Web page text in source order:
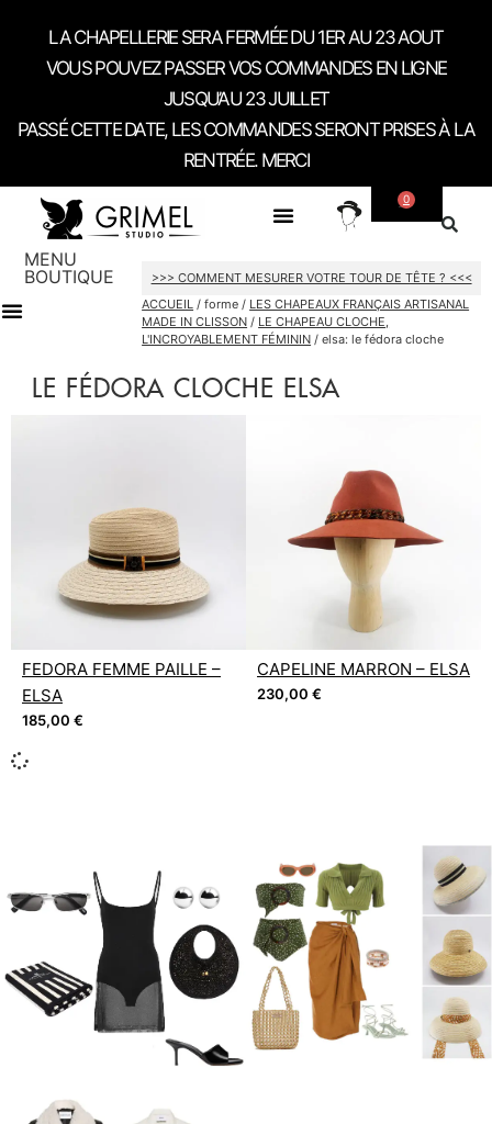
LA CHAPELLERIE SERA FERMÉE DU 1ER AU 23 AOUT
VOUS POUVEZ PASSER VOS COMMANDES EN LIGNE
JUSQU’AU 23 JUILLET
PASSÉ CETTE DATE, LES COMMANDES SERONT PRISES À LA
RENTRÉE. MERCI
0
MENU
BOUTIQUE
>>> COMMENT MESURER VOTRE TOUR DE TÊTE ? <<<
ACCUEIL / forme / LES CHAPEAUX FRANÇAIS ARTISANAL
MADE IN CLISSON / LE CHAPEAU CLOCHE,
L'INCROYABLEMENT FÉMININ / elsa: le fédora cloche
LE FÉDORA CLOCHE ELSA
FEDORA FEMME PAILLE –
ELSA
185,00 €
CAPELINE MARRON – ELSA
230,00 €